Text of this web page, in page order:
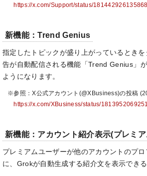
https://x.com/Support/status/
新機能：Trend Genius
指定したトピックが盛り上がっているとき
告が自動配信される機能「Trend Genius」
ようになります。
※参照：X公式アカウント(@XBusiness)の投稿
https://x.com/XBusiness/status/
新機能：アカウント紹介表示(プレミ
プレミアムユーザーが他のアカウントのプ
に、Grokが自動生成する紹介文を表示できる